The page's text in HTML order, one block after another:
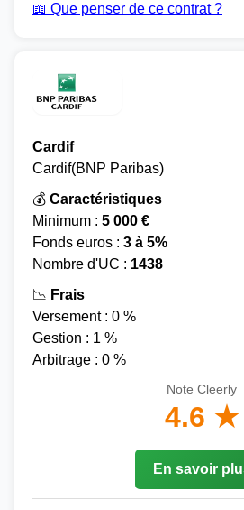
📖 Que penser de ce contrat ?
Cardif
Cardif(BNP Paribas)
💰 Caractéristiques
Minimum : 5 000 €
Fonds euros : 3 à 5%
Nombre d'UC : 1438
📉 Frais
Versement : 0 %
Gestion : 1 %
Arbitrage : 0 %
Note Cleerly
4.6 ★
En savoir